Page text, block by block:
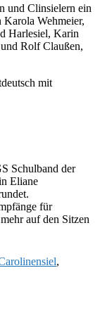
und Clinsielern ein
Karola Wehmeier,
Harlesiel, Karin
Rolf Claußen,
mit
Schulband der
Eliane
für
auf den Sitzen
,